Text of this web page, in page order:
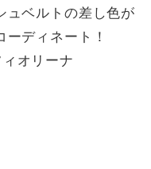
ュベルトの差し色が
ディネート！
オリーナ